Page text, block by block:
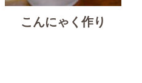
こんにゃく作り